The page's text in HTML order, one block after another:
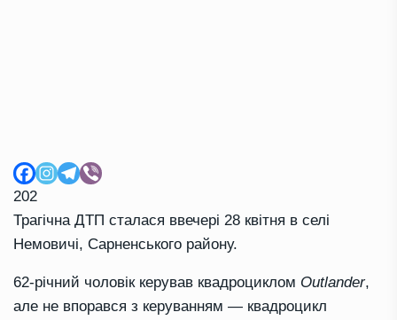
202
Трагічна ДТП сталася ввечері 28 квітня в селі
Немовичі, Сарненського району.
62-річний чоловік керував квадроциклом Outlander,
але не впорався з керуванням — квадроцикл